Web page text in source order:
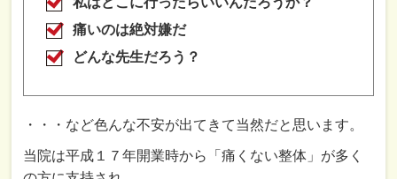
痛いのは絶対嫌だ
どんな先生だろう？
・・・など色んな不安が出てきて当然だと思います。
当院は平成１７年開業時から「痛くない整体」が多く